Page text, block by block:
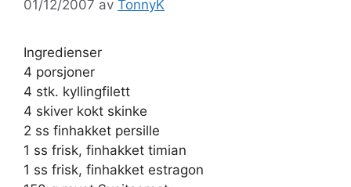
01/12/2007 av TonnyK
Ingredienser
4 porsjoner
4 stk. kyllingfilett
4 skiver kokt skinke
2 ss finhakket persille
1 ss frisk, finhakket timian
1 ss frisk, finhakket estragon